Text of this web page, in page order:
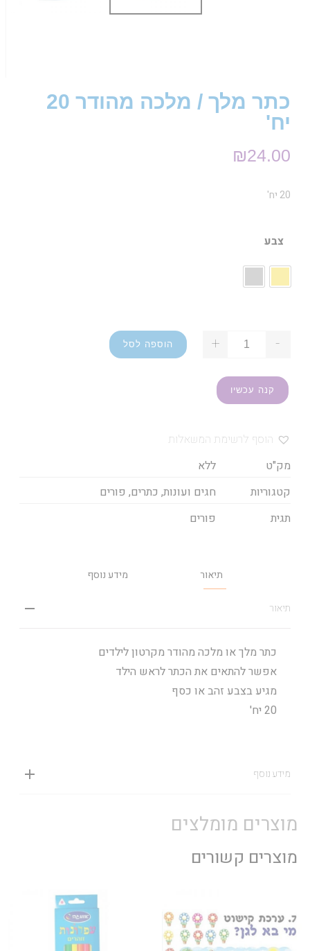
כתר מלך / מלכה מהודר 20
יח'
₪24.00
20 יח'
צבע
-
+ הוספה לסל
קנה עכשיו
הוסף לרשימת המשאלות
מק"ט
ללא
קטגוריות
חגים ועונות, כתרים, פורים
תגית
פורים
תיאור מידע נוסף
תיאור
כתר מלך או מלכה מהודר מקרטון לילדים
אפשר להתאים את הכתר לראש הילד
מגיע בצבע זהב או כסף
20 יח'
מידע נוסף
מוצרים מומלצים
מוצרים קשורים